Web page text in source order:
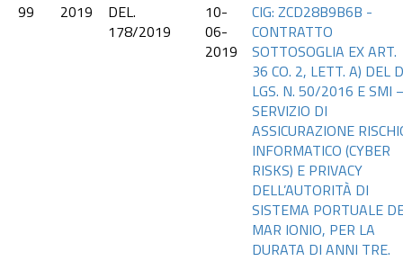
99
2019
DEL.
178/2019
10-
06-
2019
CIG: ZCD28B9B6B -
CONTRATTO
SOTTOSOGLIA EX ART.
36 CO. 2, LETT. A) DEL
LGS. N. 50/2016 E SMI
SERVIZIO DI
ASSICURAZIONE
INFORMATICO (CYBER
RISKS) E PRIVACY
DELL’AUTORITÀ DI
SISTEMA PORTUALE
MAR IONIO, PER LA
DURATA DI ANNI TRE.